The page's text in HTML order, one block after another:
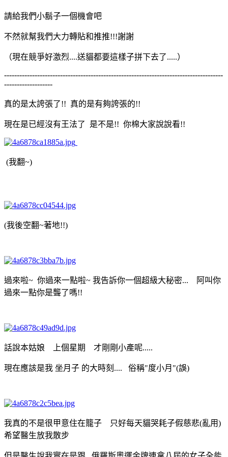
請給我們小鬍子一個機會吧
不然就幫我們大力轉貼和推推!!!謝謝
（現在競爭好激烈....送貓都要這樣子拼下去了.....）
--------------------------------------------------------------------------------------
-------------------
真的是太誇張了!! 真的是有夠誇張的!!
現在是已經沒有王法了 是不是!! 你棉大家說說看!!
(我翻~)
(我後空翻~著地!!)
過來啦~ 你過來一點啦~ 我告訴你一個超級大秘密... 阿叫你
過來一點你是聾了嗎!!
話說本姑娘 上個星期 才剛剛小產呢.....
現在應該是我 坐月子 的大時刻.... 俗稱"度小月"(誤)
我真的不是很甲意住在籠子 只好每天貓哭耗子假慈悲(亂用)
希望醫生放我散步